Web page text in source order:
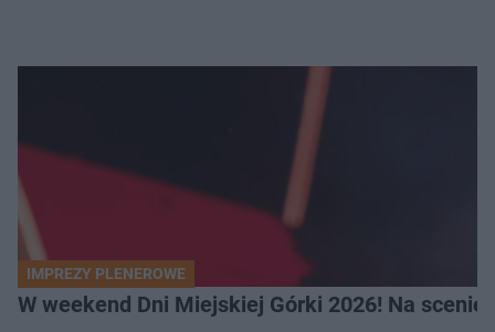
IMPREZY PLENEROWE
W weekend Dni Miejskiej Górki 2026! Na scenie